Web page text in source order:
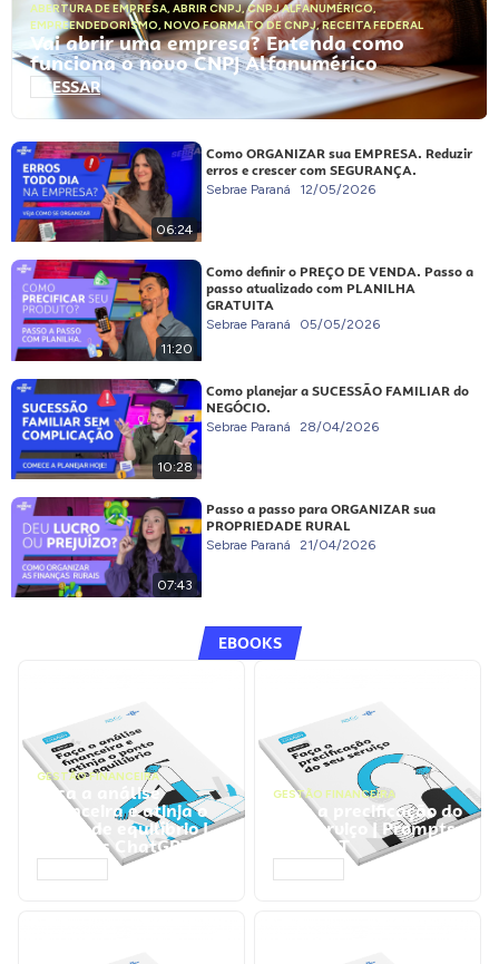
ABERTURA DE EMPRESA, ABRIR CNPJ,CNPJ ALFANUMÉRICO,
EMPREENDEDORISMO, NOVO FORMATO DE CNPJ,RECEITA FEDERAL
Vai abrir uma empresa? Entenda como
funciona o novo CNPJ Alfanumérico
ACESSAR
06:24
Como ORGANIZAR sua EMPRESA. Reduzir
erros e crescer com SEGURANÇA.
Sebrae Paraná 12/05/2026
11:20
Como definir o PREÇO DE VENDA. Passo a
passo atualizado com PLANILHA
GRATUITA
Sebrae Paraná 05/05/2026
10:28
Como planejar a SUCESSÃO FAMILIAR do
NEGÓCIO.
Sebrae Paraná 28/04/2026
07:43
Passo a passo para ORGANIZAR sua
PROPRIEDADE RURAL
Sebrae Paraná 21/04/2026
EBOOKS
GESTÃO FINANCEIRA
Faça a análise
financeira e atinja o
ponto de equilíbrio |
Prompts ChatGPT
GESTÃO FINANCEIRA
Faça a precificação do
seu serviço | Prompts
ChatGPT